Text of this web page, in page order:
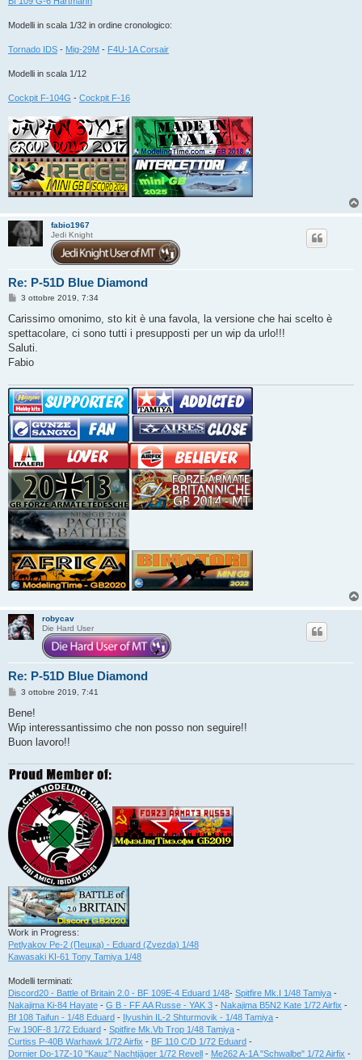
Modelli in scala 1/32 in ordine cronologico:
Tornado IDS - Mig-29M - F4U-1A Corsair
Modelli in scala 1/12
Cockpit F-104G - Cockpit F-16
fabio1967
Jedi Knight
Re: P-51D Blue Diamond
M
s
a
g
i
3 ottobre 2019, 7:34
Carissimo omonimo, sto kit è una favola, la versione che hai scelto è
spettacolare, ci sono tutti i presupposti per un wip da urlo!!!
Saluti.
Fabio
robycav
Die Hard User
Re: P-51D Blue Diamond
M
s
a
g
3 ottobre 2019, 7:41
Bene!
Wip interessantissimo che non posso non seguire!!
Buon lavoro!!
Work in Progress:
Petlyakov Pe-2 (Пешка) - Eduard (Zvezda) 1/48
Kawasaki KI-61 Tony Tamiya 1/48
Modelli terminati:
Discord20 - Battle of Britain 2.0 - BF 109E-4 Eduard 1/48- Spitfire Mk.I 1/48 Tamiya -
Nakajima Ki-84 Hayate - G B - FF AA Russe - YAK 3 - Nakajima B5N2 Kate 1/72 Airfix -
Bf 108 Taifun - 1/48 Eduard - Ilyushin IL-2 Shturmovik - 1/48 Tamiya -
Fw 190F-8 1/72 Eduard - Spitfire Mk.Vb Trop 1/48 Tamiya -
Curtiss P-40B Warhawk 1/72 Airfix - BF 110 C/D 1/72 Eduard -
Dornier Do-17Z-10 "Kauz" Nachtjäger 1/72 Revell - Me262 A-1A "Schwalbe" 1/72 Airfix -